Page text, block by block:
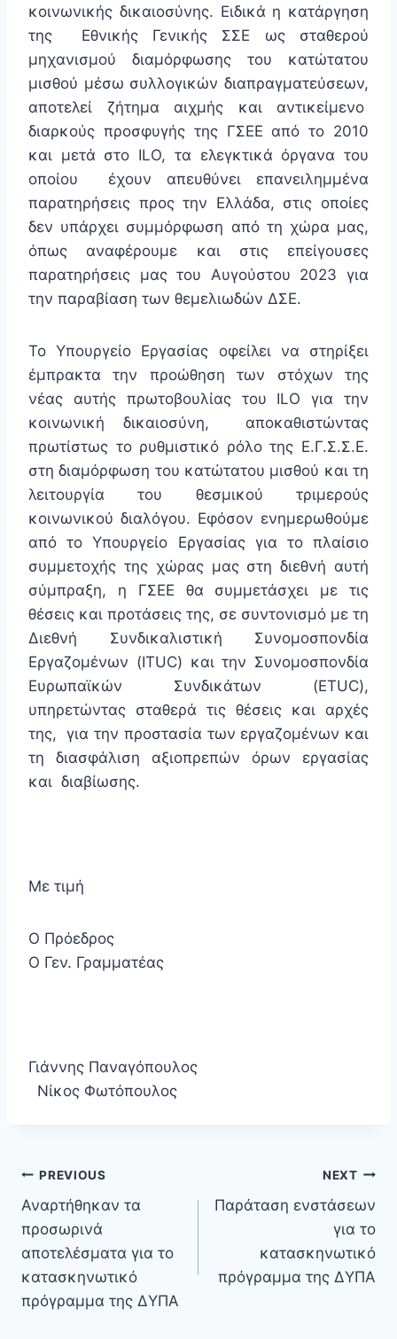
κοινωνικής δικαιοσύνης. Ειδικά η κατάργηση
της Εθνικής Γενικής ΣΣΕ ως σταθερού
μηχανισμού διαμόρφωσης του κατώτατου
μισθού μέσω συλλογικών διαπραγματεύσεων,
αποτελεί ζήτημα αιχμής και αντικείμενο
διαρκούς προσφυγής της ΓΣΕΕ από το 2010
και μετά στο ILO, τα ελεγκτικά όργανα του
οποίου έχουν απευθύνει επανειλημμένα
παρατηρήσεις προς την Ελλάδα, στις οποίες
δεν υπάρχει συμμόρφωση από τη χώρα μας,
όπως αναφέρουμε και στις επείγουσες
παρατηρήσεις μας του Αυγούστου 2023 για
την παραβίαση των θεμελιωδών ΔΣΕ.
Το Υπουργείο Εργασίας οφείλει να στηρίξει
έμπρακτα την προώθηση των στόχων της
νέας αυτής πρωτοβουλίας του ILO για την
κοινωνική δικαιοσύνη, αποκαθιστώντας
πρωτίστως το ρυθμιστικό ρόλο της Ε.Γ.Σ.Σ.Ε.
στη διαμόρφωση του κατώτατου μισθού και τη
λειτουργία του θεσμικού τριμερούς
κοινωνικού διαλόγου. Εφόσον ενημερωθούμε
από το Υπουργείο Εργασίας για το πλαίσιο
συμμετοχής της χώρας μας στη διεθνή αυτή
σύμπραξη, η ΓΣΕΕ θα συμμετάσχει με τις
θέσεις και προτάσεις της, σε συντονισμό με τη
Διεθνή Συνδικαλιστική Συνομοσπονδία
Εργαζομένων (ITUC) και την Συνομοσπονδία
Ευρωπαϊκών Συνδικάτων (ETUC),
υπηρετώντας σταθερά τις θέσεις και αρχές
της, για την προστασία των εργαζομένων και
τη διασφάλιση αξιοπρεπών όρων εργασίας
και διαβίωσης.
Με τιμή
Ο Πρόεδρος
Ο Γεν. Γραμματέας
Γιάννης Παναγόπουλος
Νίκος Φωτόπουλος
PREVIOUS
Αναρτήθηκαν τα
προσωρινά
αποτελέσματα για το
κατασκηνωτικό
πρόγραμμα της ΔΥΠΑ
NEXT
Παράταση ενστάσεων
για το
κατασκηνωτικό
πρόγραμμα της ΔΥΠΑ